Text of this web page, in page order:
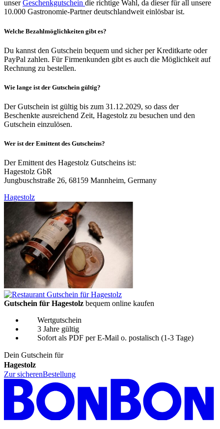
unserGeschenkgutschein die richtige Wahl, da dieser für all unsere
10.000 Gastronomie-Partner deutschlandweit einlösbar ist.
Welche Bezahlmöglichkeiten gibt es?
Du kannst den Gutschein bequem und sicher per Kreditkarte oder
PayPal zahlen. Für Firmenkunden gibt es auch die Möglichkeit auf
Rechnung zu bestellen.
Wie lange ist der Gutschein gültig?
Der Gutschein ist gültig bis zum 31.12.2029, so dass der
Beschenkte ausreichend Zeit, Hagestolz zu besuchen und den
Gutschein einzulösen.
Wer ist der Emittent des Gutscheins?
Der Emittent des Hagestolz Gutscheins ist:
Hagestolz GbR
Jungbuschstraße 26, 68159 Mannheim, Germany
Hagestolz
Gutschein für Hagestolz bequem online kaufen
Wertgutschein
3 Jahre gültig
Sofort als PDF per E-Mail o. postalisch (1-3 Tage)
Dein Gutschein für
Hagestolz
Zur sicherenBestellung